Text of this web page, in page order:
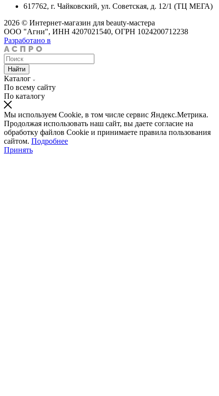
617762, г. Чайковский, ул. Советская, д. 12/1 (ТЦ МЕГА)
2026 © Интернет-магазин для beauty-мастера
ООО "Агни", ИНН 4207021540, ОГРН 1024200712238
Разработано в
Найти
Каталог
По всему сайту
По каталогу
Мы используем Cookie, в том числе сервис Яндекс.Метрика.
Продолжая использовать наш сайт, вы даете согласие на
обработку файлов Cookie и принимаете правила пользования
сайтом. Подробнее
Принять